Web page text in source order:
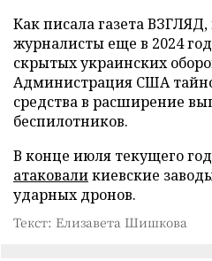
Как писала газета
журналисты еще в 2024
скрытых украинских
Администрация США
средства в расширение
беспилотников.
В конце июля текущего
атаковаликиевские
ударных дронов.
Текст: Елизавета Шишкова